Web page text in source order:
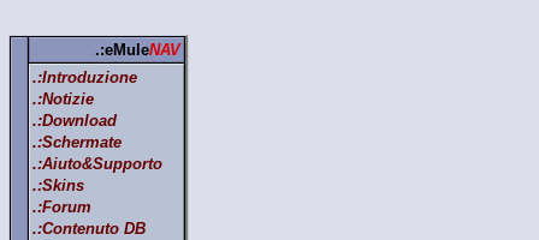
.:eMuleNAV
.:Introduzione
.:Notizie
.:Download
.:Schermate
.:Aiuto&Supporto
.:Skins
.:Forum
.:Contenuto DB